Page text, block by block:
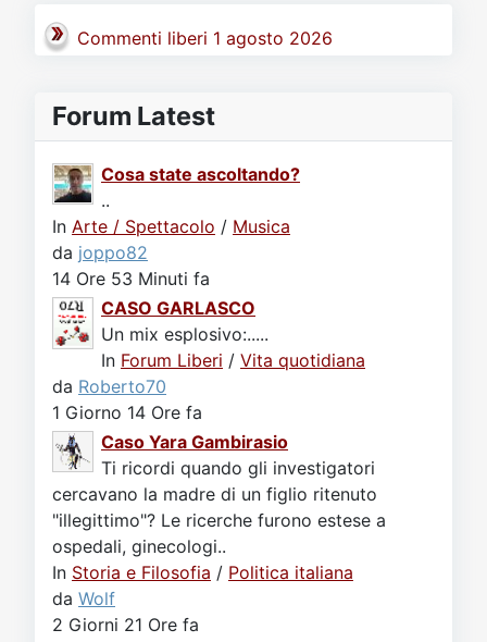
Commenti liberi 1 agosto 2026
Forum Latest
Cosa state ascoltando?
..
In Arte / Spettacolo / Musica
da joppo82
14 Ore 53 Minuti fa
CASO GARLASCO
Un mix esplosivo:.....
In Forum Liberi / Vita quotidiana
da Roberto70
1 Giorno 14 Ore fa
Caso Yara Gambirasio
Ti ricordi quando gli investigatori
cercavano la madre di un figlio ritenuto
"illegittimo"? Le ricerche furono estese a
ospedali, ginecologi..
In Storia e Filosofia / Politica italiana
da Wolf
2 Giorni 21 Ore fa